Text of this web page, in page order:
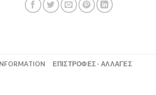
ΕΠΙΣΤΡΟΦΕΣ - ΑΛΛΑΓΕΣ